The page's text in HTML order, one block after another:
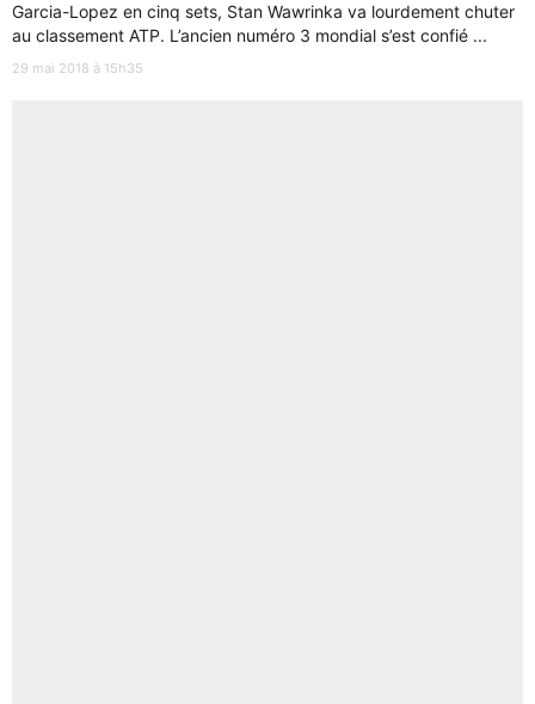
Garcia-Lopez en cinq sets, Stan Wawrinka va lourdement chuter
au classement ATP. L’ancien numéro 3 mondial s’est confié ...
29 mai 2018 à 15h35